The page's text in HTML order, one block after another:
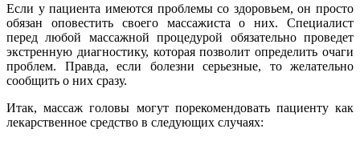
Если у пациента имеются проблемы со здоровьем, он просто
обязан оповестить своего массажиста о них. Специалист
перед любой массажной процедурой обязательно проведет
экстренную диагностику, которая позволит определить очаги
проблем. Правда, если болезни серьезные, то желательно
сообщить о них сразу.
Итак, массаж головы могут порекомендовать пациенту как
лекарственное средство в следующих случаях: